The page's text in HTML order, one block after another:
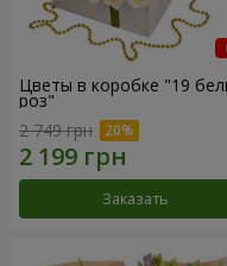
Цветы в коробке "19
роз"
2 749 грн
Заказать